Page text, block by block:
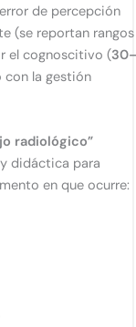
de percepción
(se reportan rangos
el cognoscitivo (
con la gestión
radiológico”
didáctica para
en que ocurre: